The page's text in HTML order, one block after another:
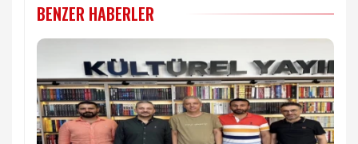
BENZER HABERLER